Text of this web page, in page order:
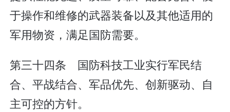
于操作和维修的武器装备以及其他适用的
军用物资，满足国防需要。
第三十四条 国防科技工业实行军民结
合、平战结合、军品优先、创新驱动、自
主可控的方针。